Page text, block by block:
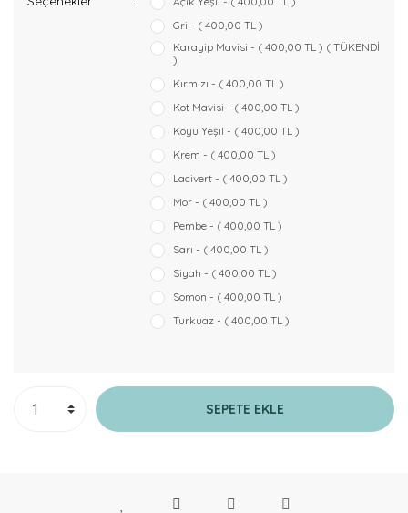
Gri - ( 400,00 TL )
Karayip Mavisi - ( 400,00 TL ) ( TÜKENDİ
)
Kırmızı - ( 400,00 TL )
Kot Mavisi - ( 400,00 TL )
Koyu Yeşil - ( 400,00 TL )
Krem - ( 400,00 TL )
Lacivert - ( 400,00 TL )
Mor - ( 400,00 TL )
Pembe - ( 400,00 TL )
Sarı - ( 400,00 TL )
Siyah - ( 400,00 TL )
Somon - ( 400,00 TL )
Turkuaz - ( 400,00 TL )
SEPETE EKLE